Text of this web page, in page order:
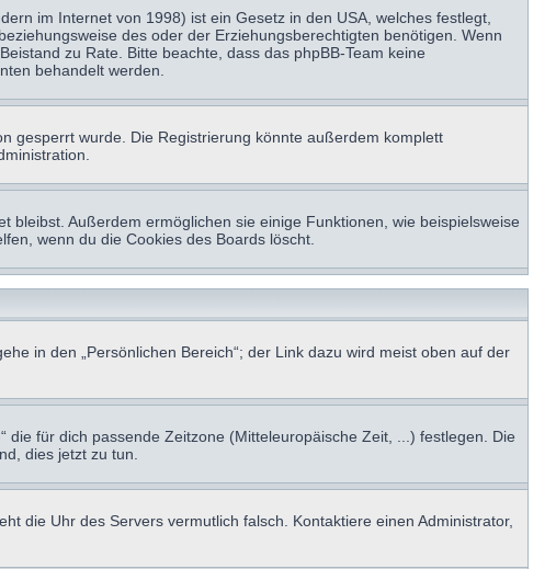
im Internet von 1998) ist ein Gesetz in den USA, welches festlegt,
des oder der Erziehungsberechtigten benötigen. Wenn
zu Rate. Bitte beachte, dass das phpBB-Team keine
behandelt werden.
gesperrt wurde. Die Registrierung könnte außerdem komplett
bleibst. Außerdem ermöglichen sie einige Funktionen, wie beispielsweise
wenn du die Cookies des Boards löscht.
in den „Persönlichen Bereich“; der Link dazu wird meist oben auf der
für dich passende Zeitzone (Mitteleuropäische Zeit, ...) festlegen. Die
dies jetzt zu tun.
die Uhr des Servers vermutlich falsch. Kontaktiere einen Administrator,